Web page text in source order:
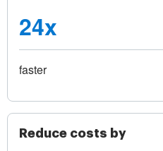
24x
faster
Reduce costs by